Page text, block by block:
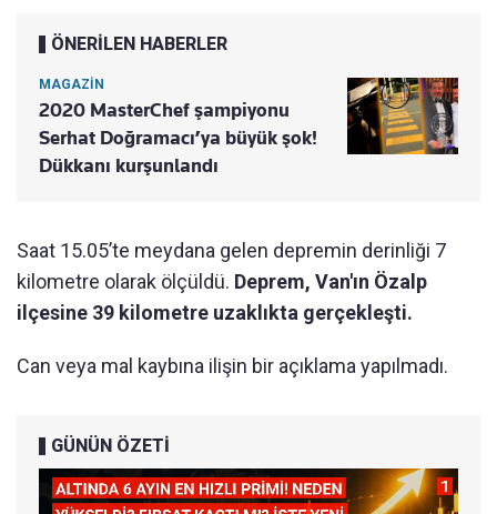
ÖNERİLEN HABERLER
MAGAZİN
2020 MasterChef şampiyonu
Serhat Doğramacı’ya büyük şok!
Dükkanı kurşunlandı
Saat 15.05’te meydana gelen depremin derinliği 7
kilometre olarak ölçüldü. Deprem, Van'ın Özalp
ilçesine 39 kilometre uzaklıkta gerçekleşti.
Can veya mal kaybına ilişin bir açıklama yapılmadı.
GÜNÜN ÖZETİ